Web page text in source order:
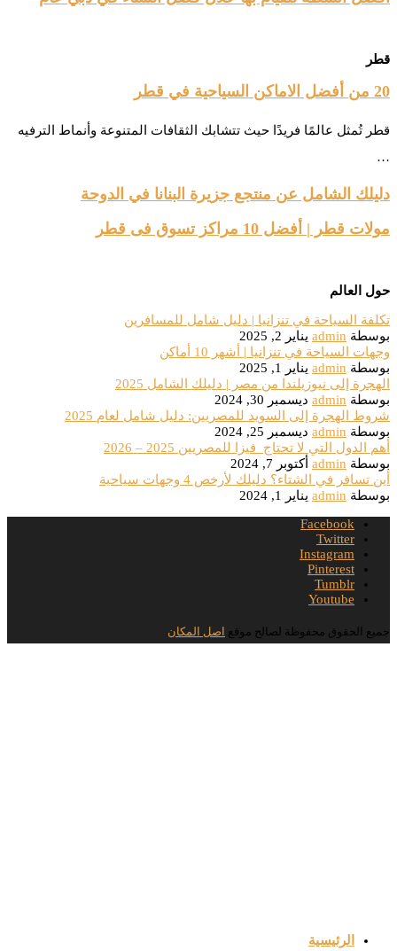
قطر
20 من أفضل الاماكن السياحية في قطر
قطر تُمثل عالمًا فريدًا حيث تتشابك الثقافات المتنوعة وأنماط الترفيه
…
دليلك الشامل عن منتجع جزيرة البنانا في الدوحة
مولات قطر | أفضل 10 مراكز تسوق فى قطر
حول العالم
تكلفة السياحة في تنزانيا | دليل شامل للمسافرين
بوسطة admin يناير 2, 2025
وجهات السياحة في تنزانيا | أشهر 10 أماكن
بوسطة admin يناير 1, 2025
الهجرة إلى نيوزيلندا من مصر | دليلك الشامل 2025
بوسطة admin ديسمبر 30, 2024
شروط الهجرة إلى السويد للمصريين: دليل شامل لعام 2025
بوسطة admin ديسمبر 25, 2024
أهم الدول التي لا تحتاج فيزا للمصريين 2025 – 2026
بوسطة admin أكتوبر 7, 2024
أين تسافر في الشتاء؟ دليلك لأرخص 4 وجهات سياحية
بوسطة admin يناير 1, 2024
Facebook
Twitter
Instagram
Pinterest
Tumblr
Youtube
جميع الحقوق محفوظة لصالح موقع اصل المكان
الرئيسية